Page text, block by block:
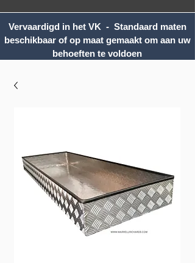
Vervaardigd in het VK - Standaard maten
beschikbaar of op maat gemaakt om aan uw
behoeften te voldoen